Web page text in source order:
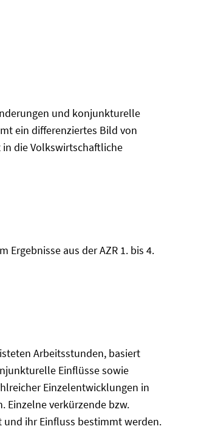
und konjunkturelle
ein differenziertes Bild von
die Volkswirtschaftliche
aus der AZR 1. bis 4.
Arbeitsstunden, basiert
Einflüsse sowie
Einzelentwicklungen in
Einzelne verkürzende bzw.
ihr Einfluss bestimmt werden.